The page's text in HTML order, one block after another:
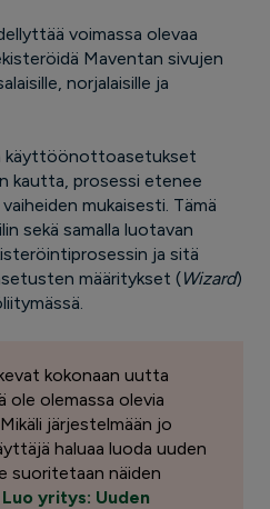
voimassa olevaa
Maventan sivujen
norjalaisille ja
käyttöönottoasetukset
kautta, prosessi etenee
mukaisesti. Tämä
sekä samalla luotavan
ja sitä
määritykset (Wizard)
kokonaan uutta
ole olemassa olevia
järjestelmään jo
haluaa luoda uuden
suoritetaan näiden
Luo yritys: Uuden